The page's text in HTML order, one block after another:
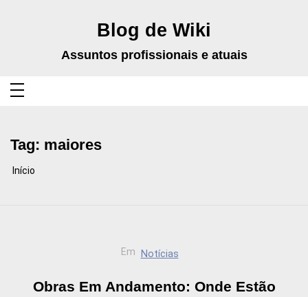
Blog de Wiki
Assuntos profissionais e atuais
Tag: maiores
Início
Em Notícias
Obras Em Andamento: Onde Estão